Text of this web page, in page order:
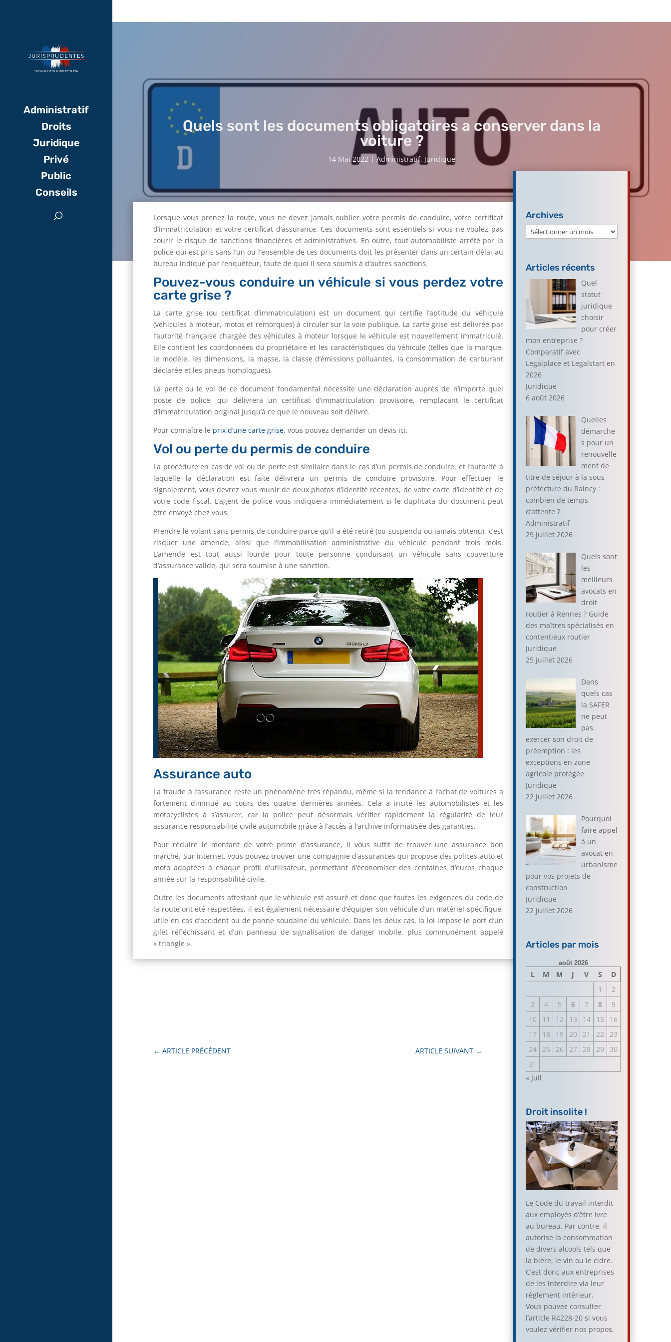
Administratif
Droits
Juridique
Privé
Public
Conseils
Quels sont les documents obligatoires a conserver dans la
voiture ?
14 Mai 2022 | Administratif, Juridique
Lorsque vous prenez la route, vous ne devez jamais oublier votre permis de conduire, votre certificat
d’immatriculation et votre certificat d’assurance. Ces documents sont essentiels si vous ne voulez pas
courir le risque de sanctions financières et administratives. En outre, tout automobiliste arrêté par la
police qui est pris sans l’un ou l’ensemble de ces documents doit les présenter dans un certain délai au
bureau indiqué par l’enquêteur, faute de quoi il sera soumis à d’autres sanctions.
Pouvez-vous conduire un véhicule si vous perdez votre
carte grise ?
La carte grise (ou certificat d’immatriculation) est un document qui certifie l’aptitude du véhicule
(véhicules à moteur, motos et remorques) à circuler sur la voie publique. La carte grise est délivrée par
l’autorité française chargée des véhicules à moteur lorsque le véhicule est nouvellement immatriculé.
Elle contient les coordonnées du propriétaire et les caractéristiques du véhicule (telles que la marque,
le modèle, les dimensions, la masse, la classe d’émissions polluantes, la consommation de carburant
déclarée et les pneus homologués).
La perte ou le vol de ce document fondamental nécessite une déclaration auprès de n’importe quel
poste de police, qui délivrera un certificat d’immatriculation provisoire, remplaçant le certificat
d’immatriculation original jusqu’à ce que le nouveau soit délivré.
Pour connaître le prix d’une carte grise, vous pouvez demander un devis ici.
Vol ou perte du permis de conduire
La procédure en cas de vol ou de perte est similaire dans le cas d’un permis de conduire, et l’autorité à
laquelle la déclaration est faite délivrera un permis de conduire provisoire. Pour effectuer le
signalement, vous devrez vous munir de deux photos d’identité récentes, de votre carte d’identité et de
votre code fiscal. L’agent de police vous indiquera immédiatement si le duplicata du document peut
être envoyé chez vous.
Prendre le volant sans permis de conduire parce qu’il a été retiré (ou suspendu ou jamais obtenu), c’est
risquer une amende, ainsi que l’immobilisation administrative du véhicule pendant trois mois.
L’amende est tout aussi lourde pour toute personne conduisant un véhicule sans couverture
d’assurance valide, qui sera soumise à une sanction.
Assurance auto
La fraude à l’assurance reste un phénomène très répandu, même si la tendance à l’achat de voitures a
fortement diminué au cours des quatre dernières années. Cela a incité les automobilistes et les
motocyclistes à s’assurer, car la police peut désormais vérifier rapidement la régularité de leur
assurance responsabilité civile automobile grâce à l’accès à l’archive informatisée des garanties.
Pour réduire le montant de votre prime d’assurance, il vous suffit de trouver une assurance bon
marché. Sur internet, vous pouvez trouver une compagnie d’assurances qui propose des polices auto et
moto adaptées à chaque profil d’utilisateur, permettant d’économiser des centaines d’euros chaque
année sur la responsabilité civile.
Outre les documents attestant que le véhicule est assuré et donc que toutes les exigences du code de
la route ont été respectées, il est également nécessaire d’équiper son véhicule d’un matériel spécifique,
utile en cas d’accident ou de panne soudaine du véhicule. Dans les deux cas, la loi impose le port d’un
gilet réfléchissant et d’un panneau de signalisation de danger mobile, plus communément appelé
« triangle ».
←ARTICLE PRÉCÉDENT ARTICLE SUIVANT →
Archives
Archives
Articles récents
Quel
statut
juridique
choisir
pour créer
mon entreprise ?
Comparatif avec
Legalplace et Legalstart en
2026
Juridique
6 août 2026
Quelles
démarche
s pour un
renouvelle
ment de
titre de séjour à la sous-
préfecture du Raincy :
combien de temps
d’attente ?
Administratif
29 juillet 2026
Quels sont
les
meilleurs
avocats en
droit
routier à Rennes ? Guide
des maîtres spécialisés en
contentieux routier
Juridique
25 juillet 2026
Dans
quels cas
la SAFER
ne peut
pas
exercer son droit de
préemption : les
exceptions en zone
agricole protégée
Juridique
22 juillet 2026
Pourquoi
faire appel
à un
avocat en
urbanisme
pour vos projets de
construction
Juridique
22 juillet 2026
Articles par mois
août 2026
L M M J V S
D
1
2
3
4 5 6 7 8
9
10
11 12 13 14 15
16
17
18 19 20 21 22
23
24
25 26 27 28 29
30
31
« Juil
Droit insolite !
Le Code du travail interdit
aux employés d’être ivre
au bureau. Par contre, il
autorise la consommation
de divers alcools tels que
la bière, le vin ou le cidre.
C’est donc aux entreprises
de les interdire via leur
règlement intérieur.
Vous pouvez consulter
l’article R4228-20 si vous
voulez vérifier nos propos.